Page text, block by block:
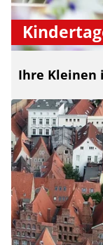
Ihre Kleinen